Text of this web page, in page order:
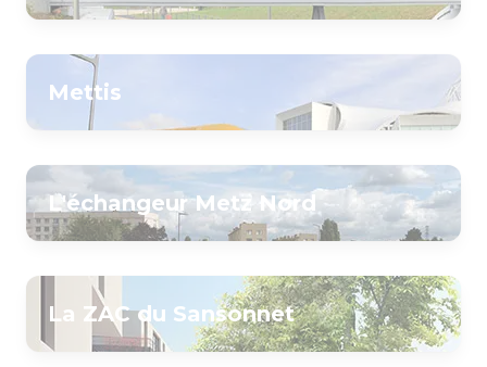
Mettis
L'échangeur Metz Nord
La ZAC du Sansonnet